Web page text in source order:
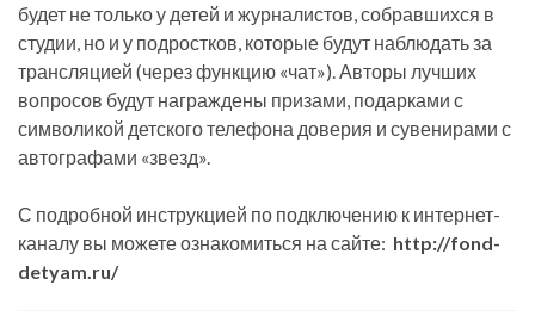
будет не только у детей и журналистов, собравшихся в
студии, но и у подростков, которые будут наблюдать за
трансляцией (через функцию «чат»). Авторы лучших
вопросов будут награждены призами, подарками с
символикой детского телефона доверия и сувенирами с
автографами «звезд».
С подробной инструкцией по подключению к интернет-
каналу вы можете ознакомиться на сайте: http://fond-
detyam.ru/